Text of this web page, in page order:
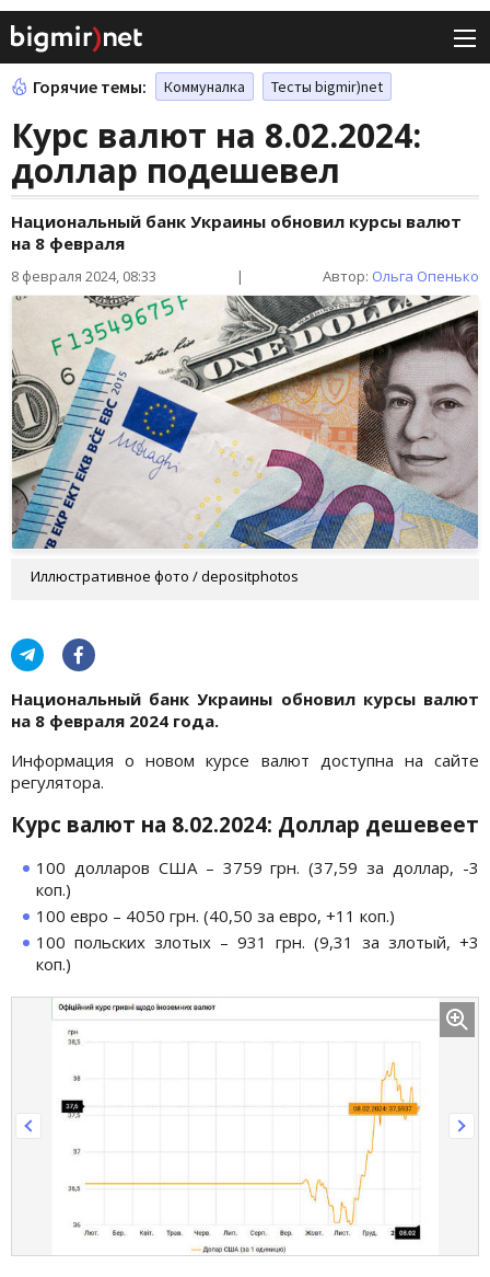
Горячие темы: Коммуналка Тесты bigmir)net
Курс валют на 8.02.2024:
доллар подешевел
Национальный банк Украины обновил курсы валют
на 8 февраля
8 февраля 2024, 08:33 | Автор: Ольга Опенько
Иллюстративное фото / depositphotos
Национальный банк Украины обновил курсы валют
на 8 февраля 2024 года.
Информация о новом курсе валют доступна на сайте
регулятора.
Курс валют на 8.02.2024: Доллар дешевеет
100 долларов США – 3759 грн. (37,59 за доллар, -3
коп.)
100 евро – 4050 грн. (40,50 за евро, +11 коп.)
100 польских злотых – 931 грн. (9,31 за злотый, +3
коп.)